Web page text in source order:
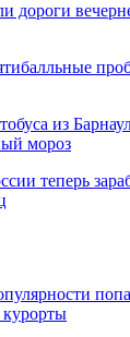
дороги
из
мороз
теперь